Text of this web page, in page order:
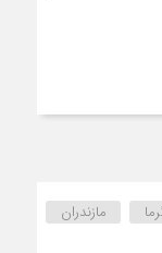
مازندران